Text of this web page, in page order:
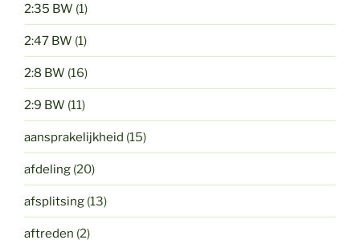
2:35 BW (1)
2:47 BW (1)
2:8 BW (16)
2:9 BW (11)
aansprakelijkheid (15)
afdeling (20)
afsplitsing (13)
aftreden (2)